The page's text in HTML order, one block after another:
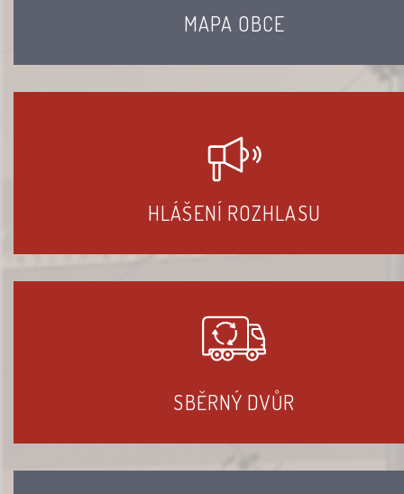
MAPA OBCE
HLÁŠENÍ ROZHLASU
SBĚRNÝ DVŮR